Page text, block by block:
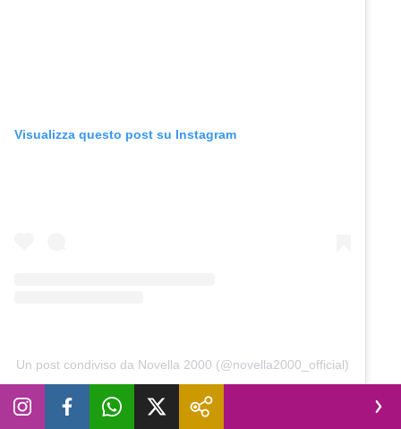
Visualizza questo post su Instagram
Un post condiviso da Novella 2000 (@novella2000_official)